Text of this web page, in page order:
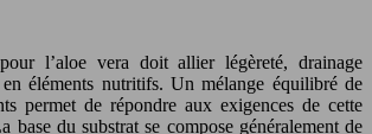
l’aloe vera doit allier légèreté, drainage
éléments nutritifs. Un mélange équilibré de
permet de répondre aux exigences de cette
base du substrat se compose généralement de